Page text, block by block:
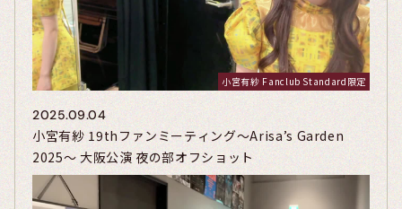
小宮有紗 Fanclub Standard限定
2025.09.04
小宮有紗 19thファンミーティング～Arisa’s Garden
2025～ 大阪公演 夜の部オフショット